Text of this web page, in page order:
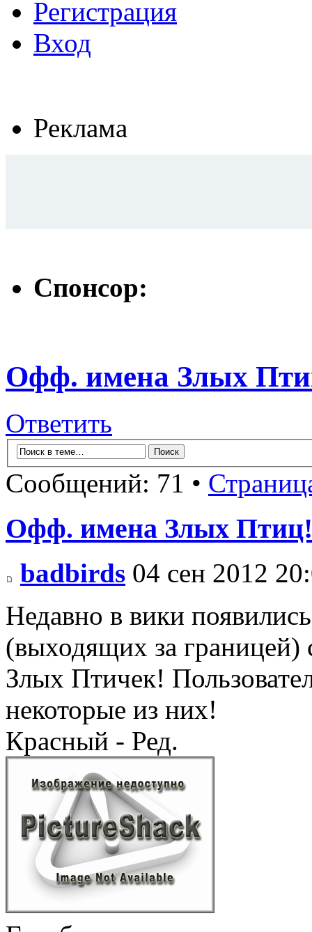
Регистрация
Вход
Реклама
Спонсор:
Офф. имена Злых
Ответить
Сообщений: 71 •
Офф. имена Злых Птиц!
badbirds 04 сен 2012
Недавно в вики
(выходящих за
Злых Птичек!
некоторые из них!
Красный - Ред.